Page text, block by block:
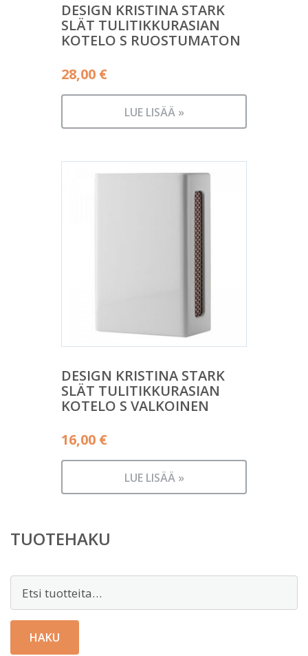
DESIGN KRISTINA STARK
SLÄT TULITIKKURASIAN
KOTELO S RUOSTUMATON
28,00 €
LUE LISÄÄ »
DESIGN KRISTINA STARK
SLÄT TULITIKKURASIAN
KOTELO S VALKOINEN
16,00 €
LUE LISÄÄ »
TUOTEHAKU
HAKU